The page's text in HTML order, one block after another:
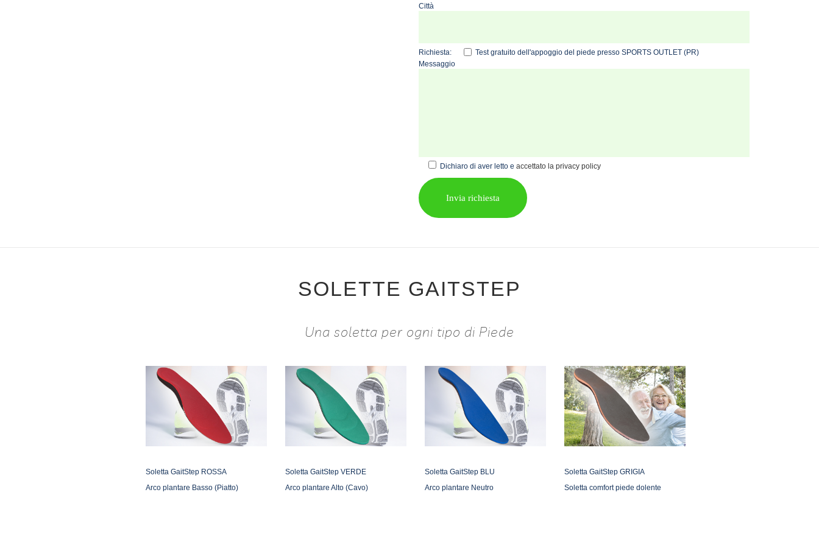
Città
Richiesta:
Test gratuito dell'appoggio del piede presso SPORTS OUTLET (PR)
Messaggio
Dichiaro di aver letto e accettato la privacy policy
SOLETTE GAITSTEP
Una soletta per ogni tipo di Piede
Soletta GaitStep ROSSA
Arco plantare Basso (Piatto)
Soletta GaitStep VERDE
Arco plantare Alto (Cavo)
Soletta GaitStep BLU
Arco plantare Neutro
Soletta GaitStep GRIGIA
Soletta comfort piede dolente